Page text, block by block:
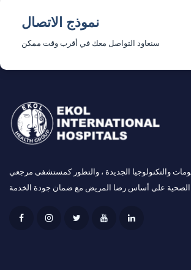
نموذج الاتصال
سنعاود التواصل معك في أقرب وقت ممكن
والتكنولوجيا الجديدة ، والتطور كمستشفى مرجعي
على أساس رضا المريض مع ضمان جودة الخدمة